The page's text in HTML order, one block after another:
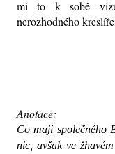
mi to k sobě
nerozhodného
Anotace:
Co mají společného
nic, avšak ve